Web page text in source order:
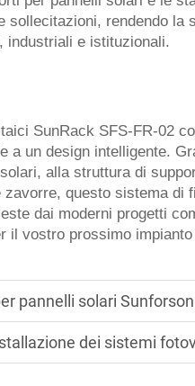
sollecitazioni, rendendo la
industriali e istituzionali.
SunRack SFS-FR-02
a un design intelligente.
alla struttura di
questo sistema di
dai moderni progetti
il vostro prossimo
Sunforson SFS-WDC: la
fotovoltaici su tetto: una guida